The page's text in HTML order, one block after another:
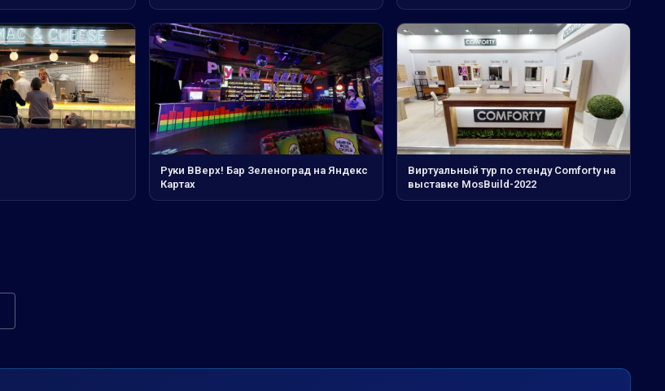
Руки ВВерх! Бар Зеленоград на Яндекс
Картах
Виртуальный тур по стенду Comforty на
выставке MosBuild-2022